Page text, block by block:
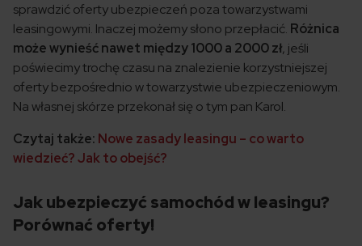
sprawdzić oferty ubezpieczeń poza towarzystwami
leasingowymi. Inaczej możemy słono przepłacić. Różnica
może wynieść nawet między 1000 a 2000 zł, jeśli
poświecimy trochę czasu na znalezienie korzystniejszej
oferty bezpośrednio w towarzystwie ubezpieczeniowym.
Na własnej skórze przekonał się o tym pan Karol.
Czytaj także: Nowe zasady leasingu – co warto
wiedzieć? Jak to obejść?
Jak ubezpieczyć samochód w leasingu?
Porównać oferty!